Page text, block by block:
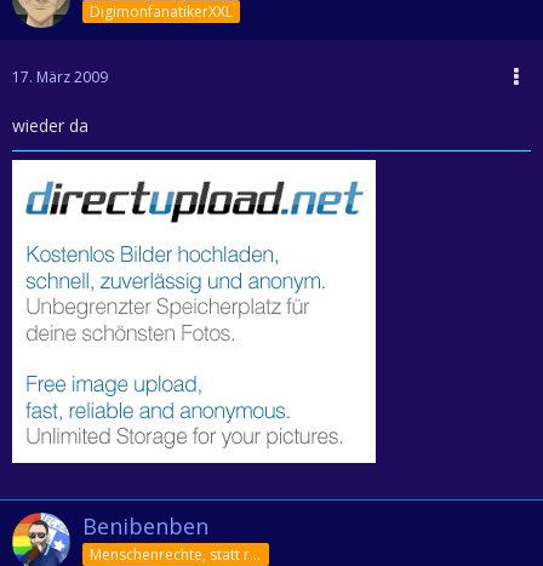
DigimonfanatikerXXL
17. März 2009
wieder da
Benibenben
Menschenrechte, statt rechte Menschen!